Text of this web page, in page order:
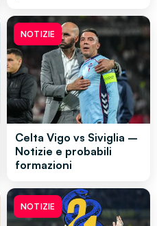
NOTIZIE
Celta Vigo vs Siviglia –
Notizie e probabili
formazioni
NOTIZIE